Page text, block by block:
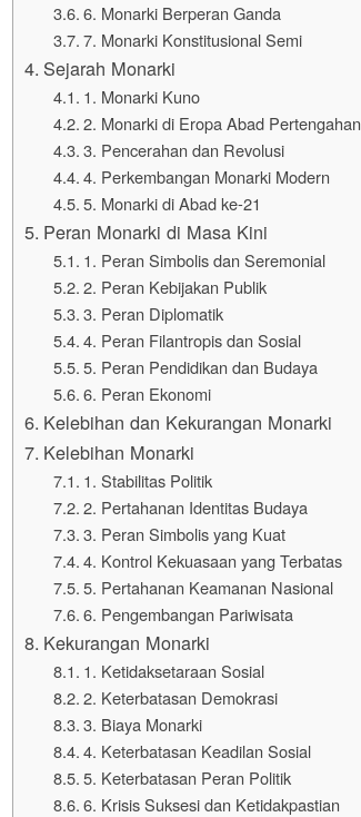
6. Monarki Berperan Ganda
7. Monarki Konstitusional Semi
Sejarah Monarki
1. Monarki Kuno
2. Monarki di Eropa Abad Pertengahan
3. Pencerahan dan Revolusi
4. Perkembangan Monarki Modern
5. Monarki di Abad ke-21
Peran Monarki di Masa Kini
1. Peran Simbolis dan Seremonial
2. Peran Kebijakan Publik
3. Peran Diplomatik
4. Peran Filantropis dan Sosial
5. Peran Pendidikan dan Budaya
6. Peran Ekonomi
Kelebihan dan Kekurangan Monarki
Kelebihan Monarki
1. Stabilitas Politik
2. Pertahanan Identitas Budaya
3. Peran Simbolis yang Kuat
4. Kontrol Kekuasaan yang Terbatas
5. Pertahanan Keamanan Nasional
6. Pengembangan Pariwisata
Kekurangan Monarki
1. Ketidaksetaraan Sosial
2. Keterbatasan Demokrasi
3. Biaya Monarki
4. Keterbatasan Keadilan Sosial
5. Keterbatasan Peran Politik
6. Krisis Suksesi dan Ketidakpastian